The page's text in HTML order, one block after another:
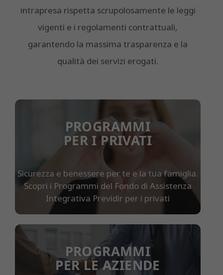
intrapresa rispetta scrupolosamente le leggi
vigenti e i regolamenti contrattuali,
garantendo la massima trasparenza e la
qualità dei servizi erogati.
PROGRAMMI
PER I PRIVATI
Sicurezza e benessere per te e la tua famiglia.
Scopri i Programmi del Fondo di Assistenza
Integrativa Previdir per i privati
PROGRAMMI
PER LE AZIENDE